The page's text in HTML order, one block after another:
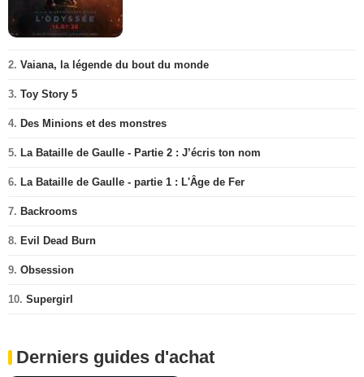
2. Vaiana, la légende du bout du monde
3. Toy Story 5
4. Des Minions et des monstres
5. La Bataille de Gaulle - Partie 2 : J’écris ton nom
6. La Bataille de Gaulle - partie 1 : L'Âge de Fer
7. Backrooms
8. Evil Dead Burn
9. Obsession
10. Supergirl
Derniers guides d'achat